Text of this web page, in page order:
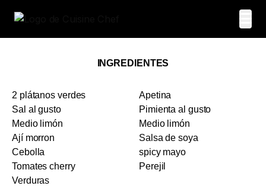
INGREDIENTES
2 plátanos verdes
Sal al gusto
Medio limón
Ají morron
Cebolla
Tomates cherry
Verduras
Apetina
Pimienta al gusto
Medio limón
Salsa de soya
spicy mayo
Perejil